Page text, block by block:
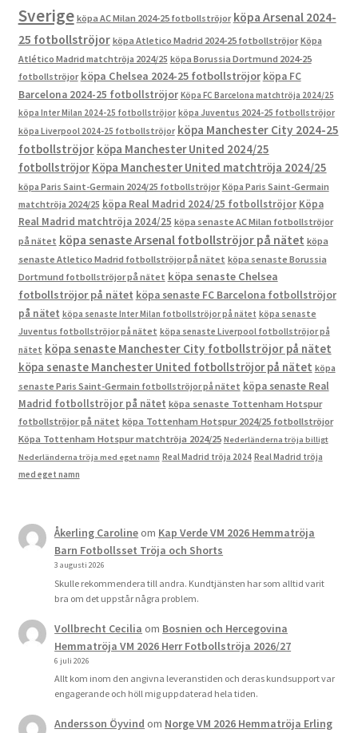
Sverige köpa AC Milan 2024-25 fotbollströjor köpa Arsenal 2024-
25 fotbollströjor köpa Atletico Madrid 2024-25 fotbollströjor Köpa
Atlético Madrid matchtröja 2024/25 köpa Borussia Dortmund 2024-25
fotbollströjor köpa Chelsea 2024-25 fotbollströjor köpa FC
Barcelona 2024-25 fotbollströjor Köpa FC Barcelona matchtröja 2024/25
köpa Inter Milan 2024-25 fotbollströjor köpa Juventus 2024-25 fotbollströjor
köpa Liverpool 2024-25 fotbollströjor köpa Manchester City 2024-25
fotbollströjor köpa Manchester United 2024/25
fotbollströjor Köpa Manchester United matchtröja 2024/25
köpa Paris Saint-Germain 2024/25 fotbollströjor Köpa Paris Saint-Germain
matchtröja 2024/25 köpa Real Madrid 2024/25 fotbollströjor Köpa
Real Madrid matchtröja 2024/25 köpa senaste AC Milan fotbollströjor
på nätet köpa senaste Arsenal fotbollströjor på nätet köpa
senaste Atletico Madrid fotbollströjor på nätet köpa senaste Borussia
Dortmund fotbollströjor på nätet köpa senaste Chelsea
fotbollströjor på nätet köpa senaste FC Barcelona fotbollströjor
på nätet köpa senaste Inter Milan fotbollströjor på nätet köpa senaste
Juventus fotbollströjor på nätet köpa senaste Liverpool fotbollströjor på
nätet köpa senaste Manchester City fotbollströjor på nätet
köpa senaste Manchester United fotbollströjor på nätet köpa
senaste Paris Saint-Germain fotbollströjor på nätet köpa senaste Real
Madrid fotbollströjor på nätet köpa senaste Tottenham Hotspur
fotbollströjor på nätet köpa Tottenham Hotspur 2024/25 fotbollströjor
Köpa Tottenham Hotspur matchtröja 2024/25 Nederländerna tröja billigt
Nederländerna tröja med eget namn Real Madrid tröja 2024 Real Madrid tröja
med eget namn
Åkerling Carolineom Kap Verde VM 2026 Hemmatröja
Barn Fotbollsset Tröja och Shorts
3 augusti 2026
Skulle rekommendera till andra. Kundtjänsten har som alltid varit
bra om det uppstår några problem.
Vollbrecht Cecilia om Bosnien och Hercegovina
Hemmatröja VM 2026 Herr Fotbollströja 2026/27
6 juli 2026
Allt kom inom den angivna leveranstiden och deras kundsupport var
engagerande och höll mig uppdaterad hela tiden.
Andersson Öyvind om Norge VM 2026 Hemmatröja Erling